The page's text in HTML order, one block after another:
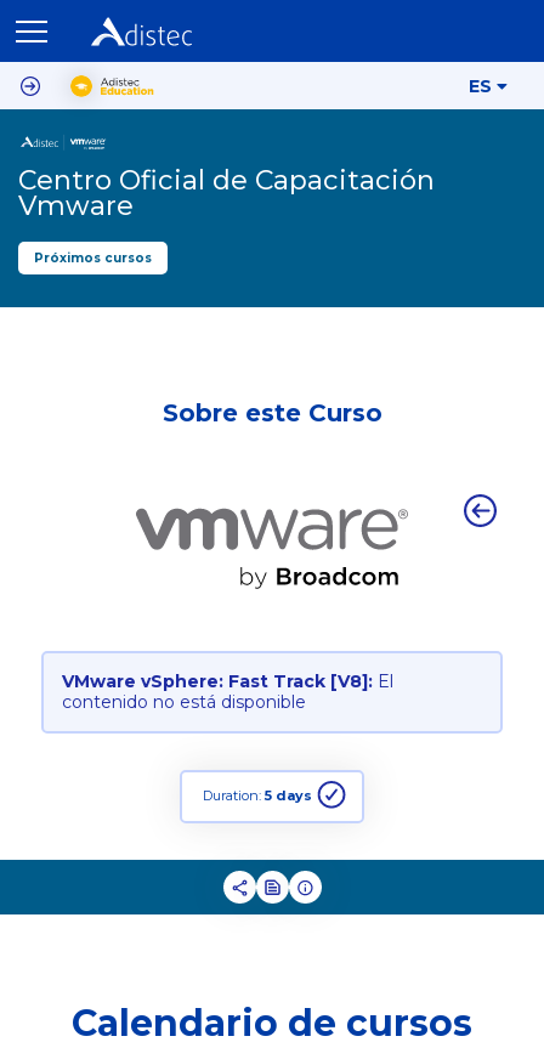
ES
Centro Oficial de Capacitación
Vmware
Próximos cursos
Sobre este Curso
VMware vSphere: Fast Track [V8]: El
contenido no está disponible
Duration: 5 days
Calendario de cursos